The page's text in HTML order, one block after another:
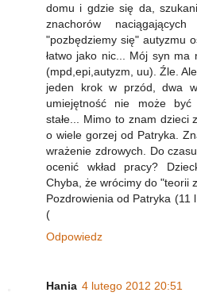
domu i gdzie się da,
znachorów
"pozbędziemy się" autyzmu
łatwo jako nic... Mój syn ma
(mpd,epi,autyzm, uu). Źle.
jeden krok w przód, dwa
umiejętność nie może
stałe... Mimo to znam dzieci
o wiele gorzej od Patryka.
wrażenie zdrowych. Do
ocenić wkład pracy?
Chyba, że wrócimy do "teorii
Pozdrowienia od Patryka
(
Odpowiedz
Hania 4 lutego 2012 20:51